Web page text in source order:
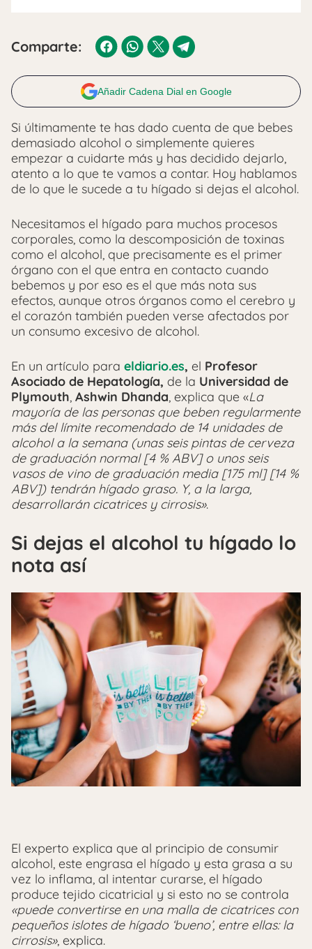
Comparte:
Añadir Cadena Dial en Google
Si últimamente te has dado cuenta de que bebes
demasiado alcohol o simplemente quieres
empezar a cuidarte más y has decidido dejarlo,
atento a lo que te vamos a contar. Hoy hablamos
de lo que le sucede a tu hígado si dejas el alcohol.
Necesitamos el hígado para muchos procesos
corporales, como la descomposición de toxinas
como el alcohol, que precisamente es el primer
órgano con el que entra en contacto cuando
bebemos y por eso es el que más nota sus
efectos, aunque otros órganos como el cerebro y
el corazón también pueden verse afectados por
un consumo excesivo de alcohol.
En un artículo para eldiario.es, el Profesor
Asociado de Hepatología, de la Universidad de
Plymouth, Ashwin Dhanda, explica que «La
mayoría de las personas que beben regularmente
más del límite recomendado de 14 unidades de
alcohol a la semana (unas seis pintas de cerveza
de graduación normal [4 % ABV] o unos seis
vasos de vino de graduación media [175 ml] [14 %
ABV]) tendrán hígado graso. Y, a la larga,
desarrollarán cicatrices y cirrosis».
Si dejas el alcohol tu hígado lo
nota así
El experto explica que al principio de consumir
alcohol, este engrasa el hígado y esta grasa a su
vez lo inflama, al intentar curarse, el hígado
produce tejido cicatricial y si esto no se controla
«puede convertirse en una malla de cicatrices con
pequeños islotes de hígado ‘bueno’, entre ellas: la
cirrosis», explica.